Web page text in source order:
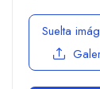
Suelta